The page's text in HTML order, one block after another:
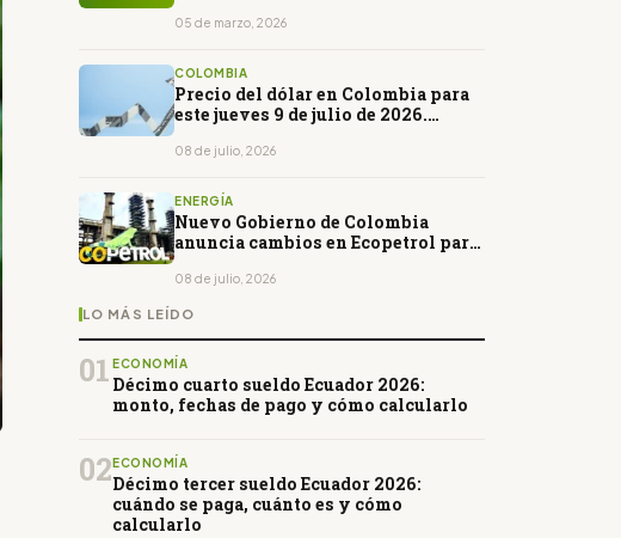
05 de marzo, 2026
COLOMBIA
Precio del dólar en Colombia para
este jueves 9 de julio de 2026.
08 de julio, 2026
ENERGÍA
Nuevo Gobierno de Colombia
anuncia cambios en Ecopetrol para
rentabilidad
08 de julio, 2026
LO MÁS LEÍDO
01 ECONOMÍA
Décimo cuarto sueldo Ecuador 2026:
monto, fechas de pago y cómo calcularlo
02 ECONOMÍA
Décimo tercer sueldo Ecuador 2026:
cuándo se paga, cuánto es y cómo
calcularlo